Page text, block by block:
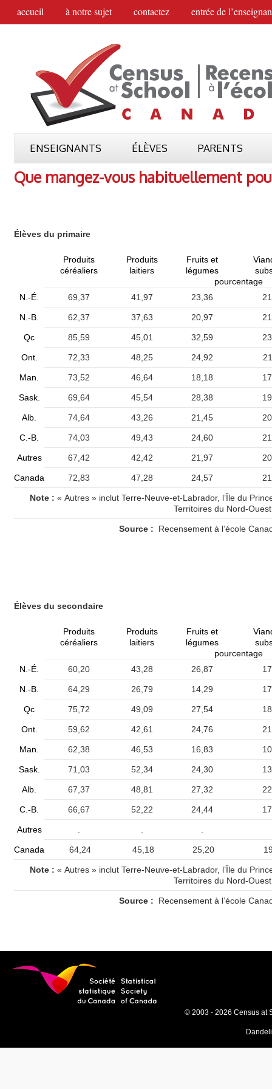
accueil à notre sujet contactez entrée de
ENSEIGNANTS ÉLÈVES PARENTS
Que mangez-vous habituellement
Élèves du primaire
Produits
céréaliers
Produits
laitiers
Fruits et
légumes
pourcentage
N.-É.
69,37 41,97 23,36
N.-B. 62,37 37,63 20,97
Qc 85,59 45,01 32,59
Ont. 72,33 48,25 24,92
Man. 73,52 46,64 18,18
Sask. 69,64 45,54 28,38
Alb. 74,64 43,26 21,45
C.-B. 74,03 49,43 24,60
Autres 67,42 42,42 21,97
Canada 72,83 47,28 24,57
Note : « Autres » inclut Terre-Neuve-et-Labrador, l’Île du
Territoires du Nord-
Source : Recensement à l’école
Élèves du secondaire
Produits
céréaliers
Produits
laitiers
Fruits et
légumes
pourcentage
N.-É.
60,20 43,28 26,87
N.-B. 64,29 26,79 14,29
Qc 75,72 49,09 27,54
Ont. 59,62 42,61 24,76
Man. 62,38 46,53 16,83
Sask. 71,03 52,34 24,30
Alb. 67,37 48,81 27,32
C.-B. 66,67 52,22 24,44
Autres
Canada 64,24 45,18 25,20
Note : « Autres » inclut Terre-Neuve-et-Labrador, l’Île du
Territoires du Nord-
Source : Recensement à l’école
© 2003 - 2026 Census at